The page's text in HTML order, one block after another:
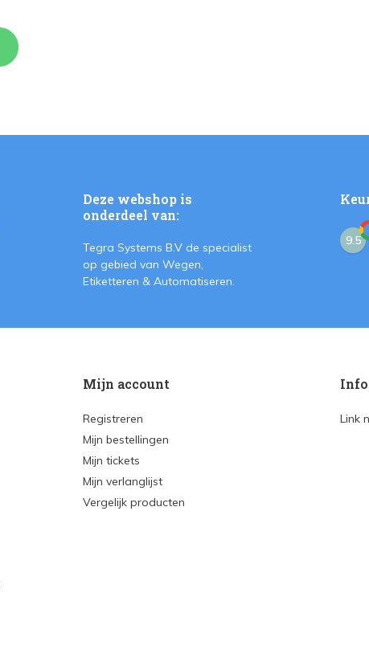
Deze webshop is
onderdeel van:
Tegra Systems B.V de specialist
op gebied van Wegen,
Etiketteren & Automatiseren.
9.5
Mijn account
Registreren
Mijn bestellingen
Mijn tickets
Mijn verlanglijst
Vergelijk producten
Link